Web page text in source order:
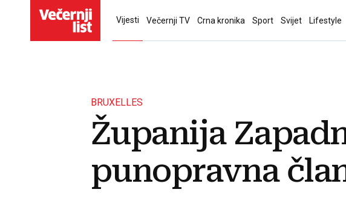
Vijesti Večernji TV Crna kronika Sport Svijet Lifestyle
BRUXELLES
Županija
punopravna